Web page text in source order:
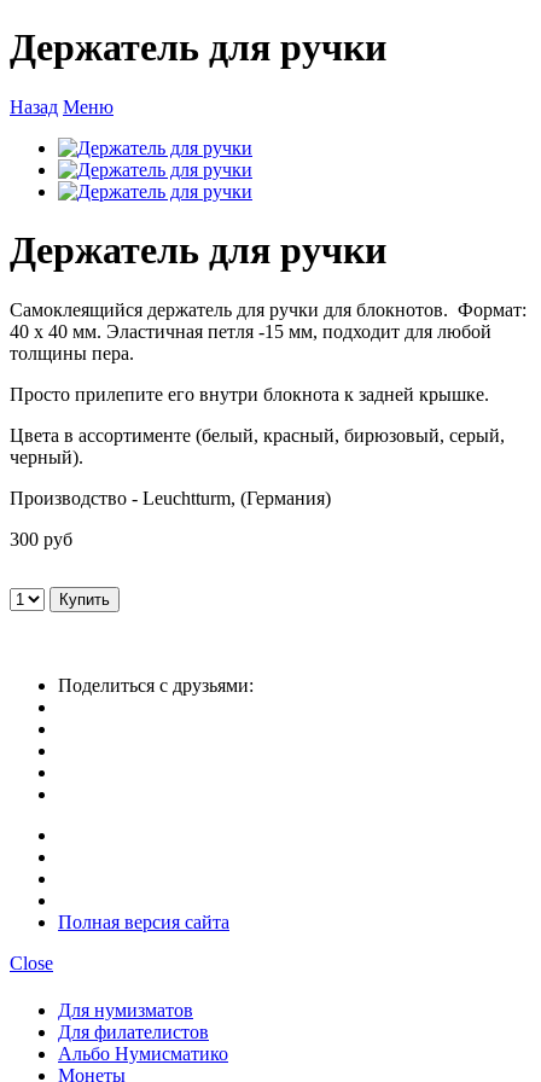
Держатель для ручки
Назад Меню
Держатель для ручки
Самоклеящийся держатель для ручки для блокнотов. Формат:
40 х 40 мм. Эластичная петля -15 мм, подходит для любой
толщины пера.
Просто прилепите его внутри блокнота к задней крышке.
Цвета в ассортименте (белый, красный, бирюзовый, серый,
черный).
Производство - Leuchtturm, (Германия)
300 руб
Поделиться с друзьями:
Полная версия сайта
Close
Для нумизматов
Для филателистов
Альбо Нумисматико
Монеты